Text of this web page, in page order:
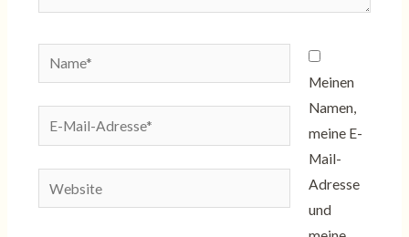
Name*
E-
Mail-
Adresse*
Website
Meinen
Namen,
meine E-
Mail-
Adresse
und